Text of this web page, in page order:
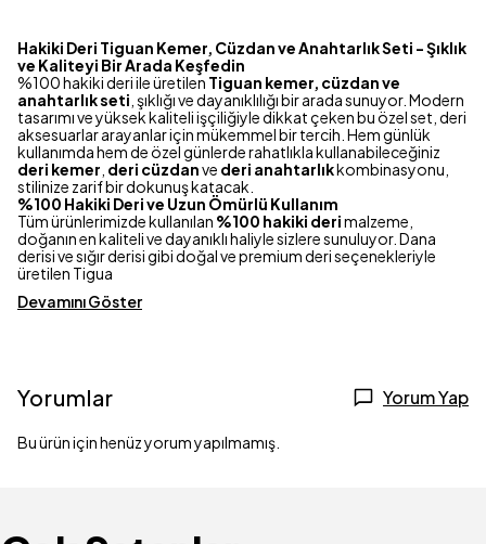
Hakiki Deri Tiguan Kemer, Cüzdan ve Anahtarlık Seti - Şıklık
ve Kaliteyi Bir Arada Keşfedin
%100 hakiki deri ile üretilen Tiguan kemer, cüzdan ve
anahtarlık seti , şıklığı ve dayanıklılığı bir arada sunuyor. Modern
tasarımı ve yüksek kaliteli işçiliğiyle dikkat çeken bu özel set, deri
aksesuarlar arayanlar için mükemmel bir tercih. Hem günlük
kullanımda hem de özel günlerde rahatlıkla kullanabileceğiniz
deri kemer deri cüzdanve deri anahtarlıkkombinasyonu,
stilinize zarif bir dokunuş katacak.
%100 Hakiki Deri ve Uzun Ömürlü Kullanım
Tüm ürünlerimizde kullanılan %100 hakiki derimalzeme,
doğanın en kaliteli ve dayanıklı haliyle sizlere sunuluyor. Dana
derisi ve sığır derisi gibi doğal ve premium deri seçenekleriyle
üretilen Tigua
Devamını Göster
Yorumlar Yorum Yap
Bu ürün için henüz yorum yapılmamış.